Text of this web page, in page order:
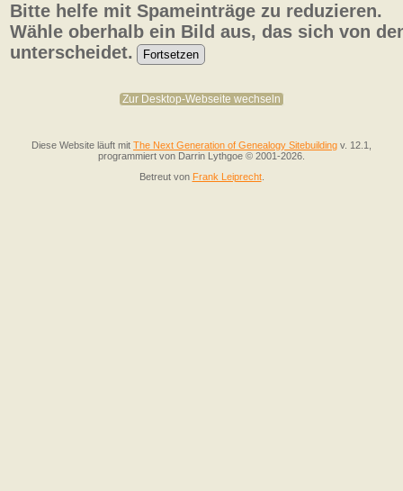
Bitte helfe mit Spameinträge zu reduzieren.
Wähle oberhalb ein Bild aus, das sich von
unterscheidet.
Zur Desktop-Webseite wechseln
Diese Website läuft mit The Next Generation of Genealogy Sitebuilding v. 12.1,
programmiert von Darrin Lythgoe © 2001-2026.
Betreut von Frank Leiprecht.